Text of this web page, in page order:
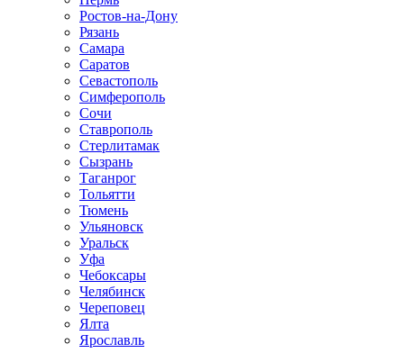
Ростов-на-Дону
Рязань
Самара
Саратов
Севастополь
Симферополь
Сочи
Ставрополь
Стерлитамак
Сызрань
Таганрог
Тольятти
Тюмень
Ульяновск
Уральск
Уфа
Чебоксары
Челябинск
Череповец
Ялта
Ярославль